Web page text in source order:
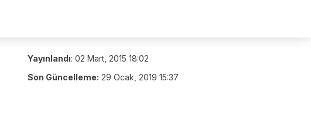
Yayınlandı: 02 Mart, 2015 18:02
Son Güncelleme: 29 Ocak, 2019 15:37